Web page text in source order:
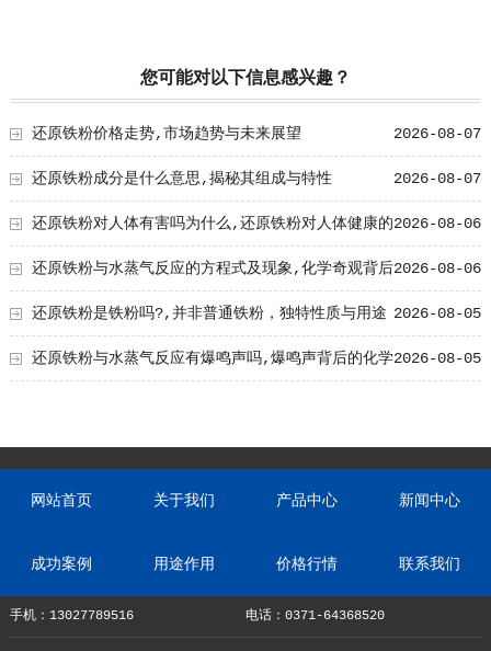
您可能对以下信息感兴趣？
2026-08-07
还原铁粉价格走势,市场趋势与未来展望
2026-08-07
还原铁粉成分是什么意思,揭秘其组成与特性
2026-08-06
还原铁粉对人体有害吗为什么,还原铁粉对人体健康的
影响及原因解析 2026-08-06
还原铁粉与水蒸气反应的方程式及现象,化学奇观背后
的奥秘 2026-08-05
还原铁粉是铁粉吗?,并非普通铁粉，独特性质与用途
解析 2026-08-05
还原铁粉与水蒸气反应有爆鸣声吗,爆鸣声背后的化学
网站首页 关于我们 产品中心 新闻中心
成功案例 用途作用 价格行情 联系我们
手机：13027789516 电话：0371-64368520